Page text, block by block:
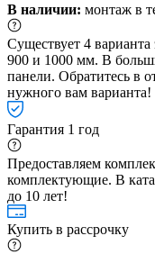
В наличии: монтаж в
Существует 4
900 и 1000 мм. В
панели. Обратитесь в
нужного вам варианта!
Гарантия 1 год
Предоставляем
комплектующие. В
до 10 лет!
Купить в рассрочку